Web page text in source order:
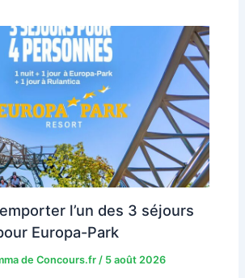
l’un des 3 séjours
Europa-Park
de Concours.fr/ 5 août 2026